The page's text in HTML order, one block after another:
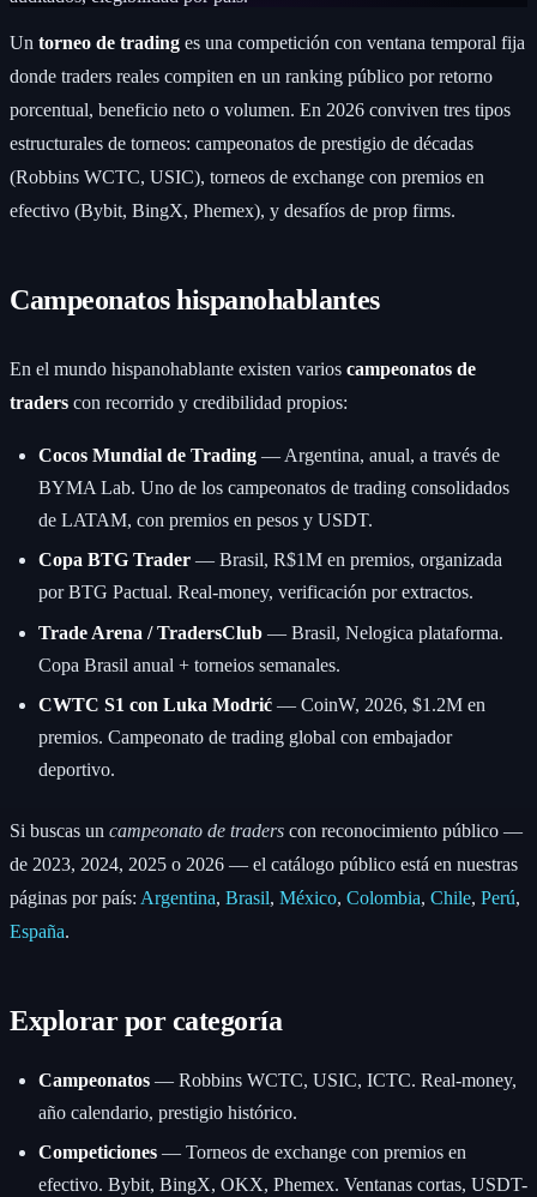
Un torneo de trading es una competición con ventana temporal fija
donde traders reales compiten en un ranking público por retorno
porcentual, beneficio neto o volumen. En 2026 conviven tres tipos
estructurales de torneos: campeonatos de prestigio de décadas
(Robbins WCTC, USIC), torneos de exchange con premios en
efectivo (Bybit, BingX, Phemex), y desafíos de prop firms.
Campeonatos hispanohablantes
En el mundo hispanohablante existen varios campeonatos de
traders con recorrido y credibilidad propios:
Cocos Mundial de Trading — Argentina, anual, a través de
BYMA Lab. Uno de los campeonatos de trading consolidados
de LATAM, con premios en pesos y USDT.
Copa BTG Trader — Brasil, R$1M en premios, organizada
por BTG Pactual. Real-money, verificación por extractos.
Trade Arena / TradersClub — Brasil, Nelogica plataforma.
Copa Brasil anual + torneios semanales.
CWTC S1 con Luka Modrić — CoinW, 2026, $1.2M en
premios. Campeonato de trading global con embajador
deportivo.
Si buscas un campeonato de traders con reconocimiento público —
de 2023, 2024, 2025 o 2026 — el catálogo público está en nuestras
páginas por país: Argentina, Brasil, México, Colombia, Chile, Perú,
España.
Explorar por categoría
Campeonatos — Robbins WCTC, USIC, ICTC. Real-money,
año calendario, prestigio histórico.
Competiciones — Torneos de exchange con premios en
efectivo. Bybit, BingX, OKX, Phemex. Ventanas cortas, USDT-